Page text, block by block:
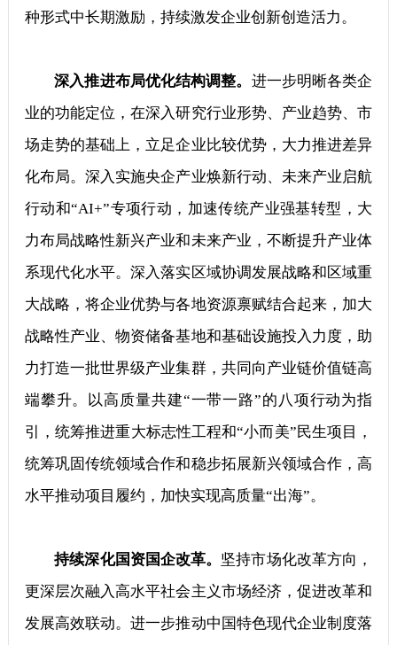
种形式中长期激励，持续激发企业创新创造活力。
深入推进布局优化结构调整。 进一步明晰各类企
业的功能定位，在深入研究行业形势、产业趋势、市
场走势的基础上，立足企业比较优势，大力推进差异
化布局。深入实施央企产业焕新行动、未来产业启航
行动和“AI+”专项行动，加速传统产业强基转型，大
力布局战略性新兴产业和未来产业，不断提升产业体
系现代化水平。深入落实区域协调发展战略和区域重
大战略，将企业优势与各地资源禀赋结合起来，加大
战略性产业、物资储备基地和基础设施投入力度，助
力打造一批世界级产业集群，共同向产业链价值链高
端攀升。以高质量共建“一带一路”的八项行动为指
引，统筹推进重大标志性工程和“小而美”民生项目，
统筹巩固传统领域合作和稳步拓展新兴领域合作，高
水平推动项目履约，加快实现高质量“出海”。
持续深化国资国企改革。 坚持市场化改革方向，
更深层次融入高水平社会主义市场经济，促进改革和
发展高效联动。进一步推动中国特色现代企业制度落